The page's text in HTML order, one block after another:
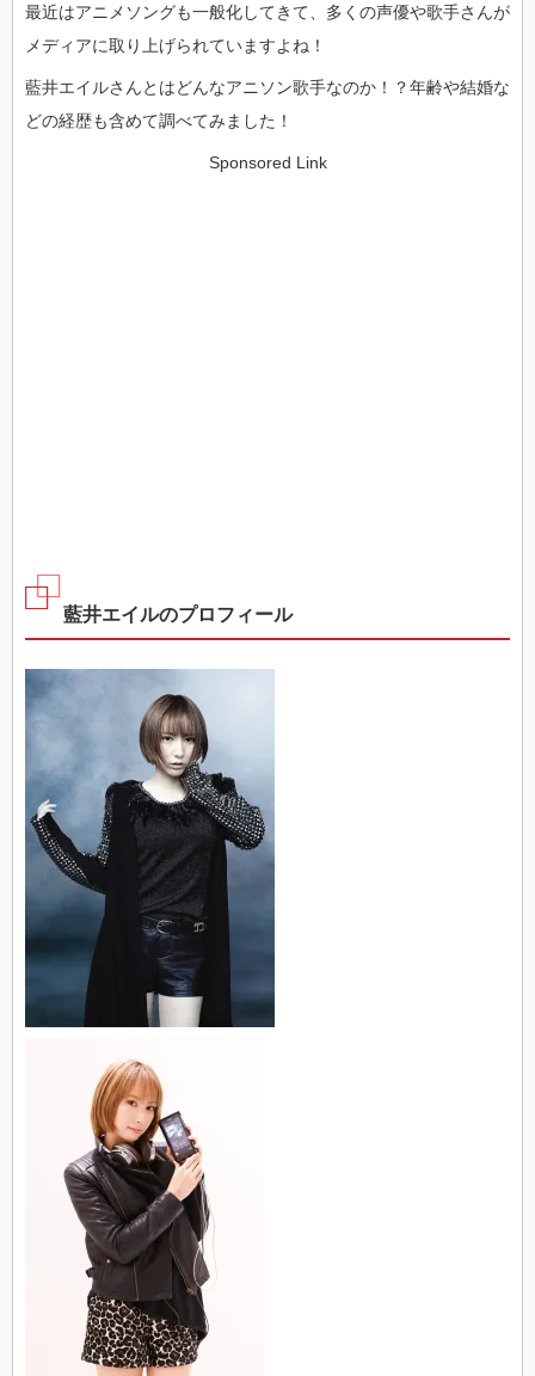
最近はアニメソングも一般化してきて、多くの声優や歌手さんが
メディアに取り上げられていますよね！
藍井エイルさんとはどんなアニソン歌手なのか！？年齢や結婚な
どの経歴も含めて調べてみました！
Sponsored Link
藍井エイルのプロフィール